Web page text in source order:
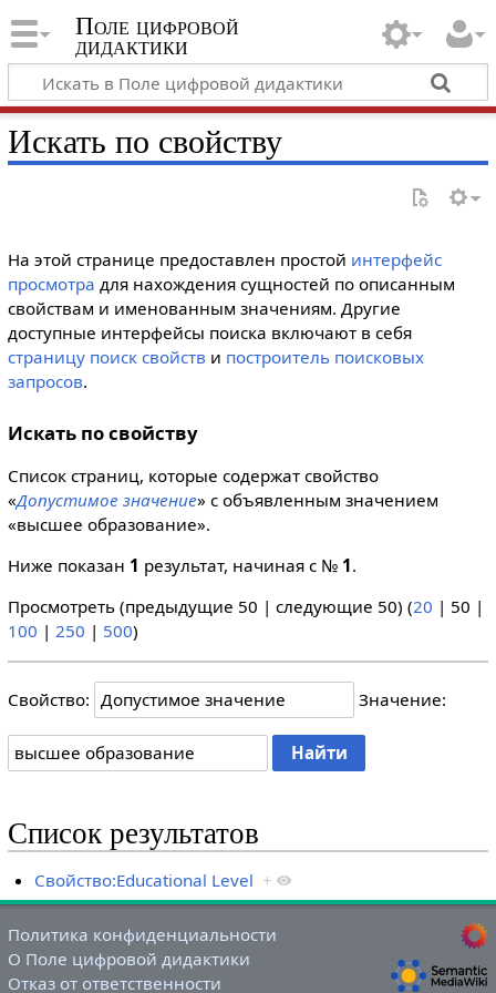
Поле цифровой
дидактики
Искать по свойству
На этой странице предоставлен простой интерфейс
просмотра для нахождения сущностей по описанным
свойствам и именованным значениям. Другие
доступные интерфейсы поиска включают в себя
страницу поиск свойств и построитель поисковых
запросов.
Искать по свойству
Список страниц, которые содержат свойство
«Допустимое значение» с объявленным значением
«высшее образование».
Ниже показан 1 результат, начиная с № 1.
Просмотреть (предыдущие 50 | следующие 50) (20 | 50 |
100 | 250 | 500)
Свойство: Значение:
Список результатов
Свойство:Educational Level +
Политика конфиденциальности
О Поле цифровой дидактики
Отказ от ответственности